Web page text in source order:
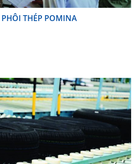
THÉP POMINA